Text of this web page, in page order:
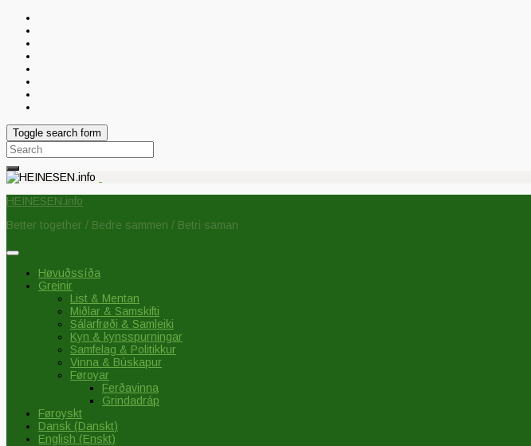
Toggle search form
Search
for:
HEINESEN.info
Better together / Bedre sammen / Betri saman
Høvuðssíða
Greinir
List & Mentan
Miðlar & Samskifti
Sálarfrøði & Samleiki
Kyn & kynsspurningar
Samfelag & Politikkur
Vinna & Búskapur
Føroyar
Ferðavinna
Grindadráp
Føroyskt
Dansk (Danskt)
English (Enskt)